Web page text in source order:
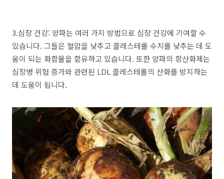
3.심장 건강: 양파는 여러 가지 방법으로 심장 건강에 기여할 수
있습니다. 그들은 혈압을 낮추고 콜레스테롤 수치를 낮추는 데 도
움이 되는 화합물을 함유하고 있습니다. 또한 양파의 항산화제는
심장병 위험 증가와 관련된 LDL 콜레스테롤의 산화를 방지하는
데 도움이 됩니다.